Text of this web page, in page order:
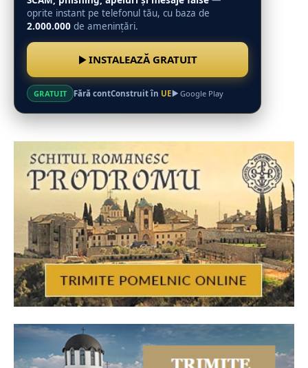
oprite instant pe telefonul tău, cu baza de
2.000.000 de amenințări.
INSTALEAZĂ GRATUIT
GRATUIT Fără contConstruit în UE Google Play